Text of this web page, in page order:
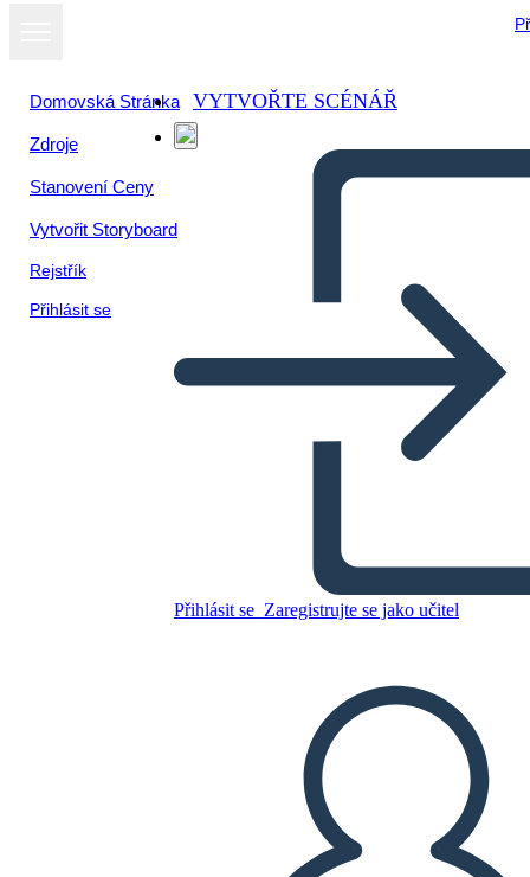
Domovská Stránka
Zdroje
Stanovení Ceny
Vytvořit Storyboard
Rejstřík
Přihlásit se
VYTVOŘTE SCÉNÁŘ
Přihlásit se Zaregistrujte se jako učitel
Zkopírujte tento scénář
VYTVOŘIT STORYBOARD
PŘEČTI MI
Zobrazit jako
prezentaci